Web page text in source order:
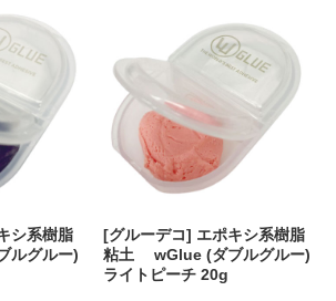
シ系樹脂
グルー)
[グルーデコ] エポキシ系樹脂
粘土 wGlue (ダブルグルー)
ライトピーチ 20g